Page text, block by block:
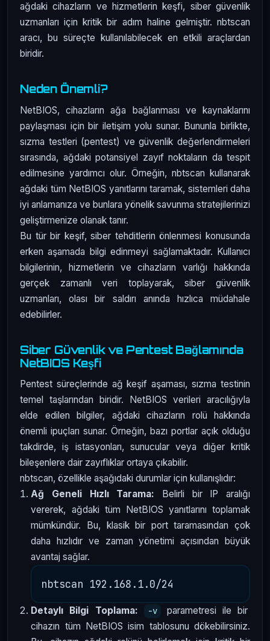
ağdaki cihazların ve hizmetlerin keşfi, siber güvenlik
uzmanları için kritik bir adım haline gelmiştir. nbtscan
aracı, bu süreçte kullanılabilecek en etkili araçlardan
biridir.
Neden Önemli?
NetBIOS, cihazların ağa bağlanması ve kaynaklarını
paylaşması için bir iletişim yolu sunar. Bununla birlikte,
sızma testleri (pentest) ve güvenlik değerlendirmeleri
sırasında, ağdaki potansiyel zayıf noktaların da tespit
edilmesine yardımcı olur. Örneğin, nbtscan kullanarak
ağdaki tüm NetBIOS yanıtlarını taramak, sistemleri daha
iyi anlamanıza ve bunlara yönelik savunma stratejilerinizi
geliştirmenize olanak tanır.
Bu tür bir keşif, siber tehditlerin önlenmesi konusunda
erken aşamada bilgi edinmeyi sağlamaktadır. Kullanıcı
bilgilerinin, hizmetlerin ve cihazların varlığı hakkında
gerçek zamanlı veri toplayarak, siber güvenlik
uzmanları, olası bir saldırı anında hızlıca müdahale
edebilirler.
Siber Güvenlik ve Pentest Bağlamında
NetBIOS Keşfi
Pentest süreçlerinde ağ keşif aşaması, sızma testinin
temel taşlarından biridir. NetBIOS verileri aracılığıyla
elde edilen bilgiler, ağdaki cihazların rolü hakkında
önemli ipuçları sunar. Örneğin, bazı portlar açık olduğu
takdirde, iş istasyonları, sunucular veya diğer kritik
bileşenlere dair zayıflıklar ortaya çıkabilir.
nbtscan, özellikle aşağıdaki durumlar için kullanışlıdır:
Ağ Geneli Hızlı Tarama: Belirli bir IP aralığı
vererek, ağdaki tüm NetBIOS yanıtlarını toplamak
mümkündür. Bu, klasik bir port taramasından çok
daha hızlıdır ve zaman yönetimi açısından büyük
avantaj sağlar.
Detaylı Bilgi Toplama: -v
parametresi ile bir
cihazın tüm NetBIOS isim tablosunu dökebilirsiniz.